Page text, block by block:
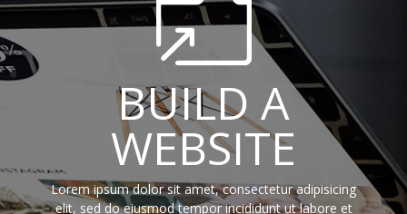
BUILD A
WEBSITE
Lorem ipsum dolor sit amet, consectetur adipisicing
elit, sed do eiusmod tempor incididunt ut labore et